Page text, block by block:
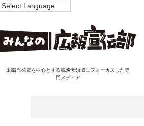
太陽光発電を中心とする脱炭素領域にフォーカスした専
門メディア